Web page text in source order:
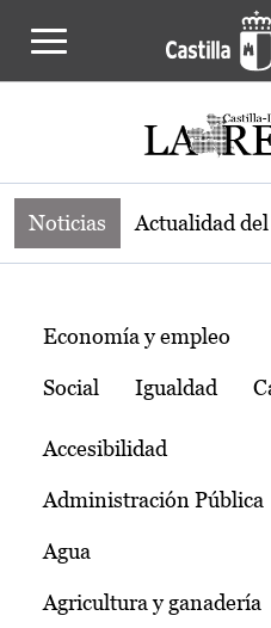
Noticias de la
Noticias Actualidad
Temas
Economía y empleo
Social Igualdad
Accesibilidad
Administración Pública
Agua
Agricultura y ganadería